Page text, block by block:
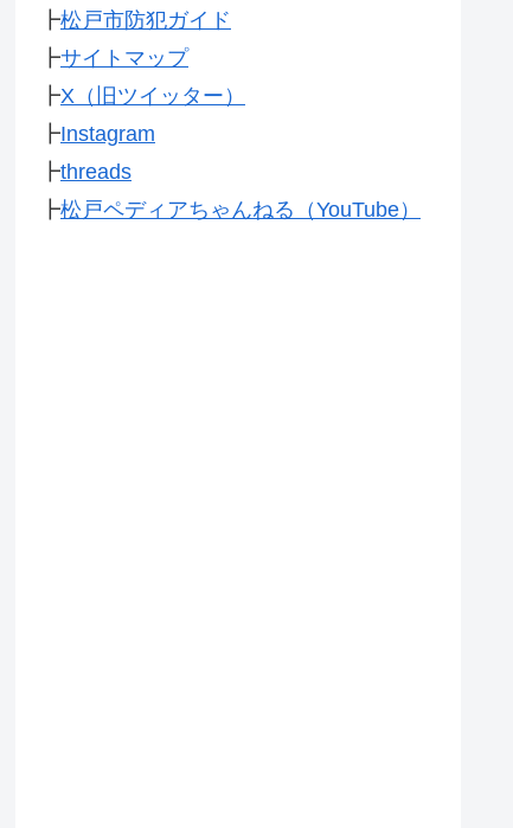
┣松戸市防犯ガイド
┣サイトマップ
┣X（旧ツイッター）
┣Instagram
┣threads
┣松戸ペディアちゃんねる（YouTube）